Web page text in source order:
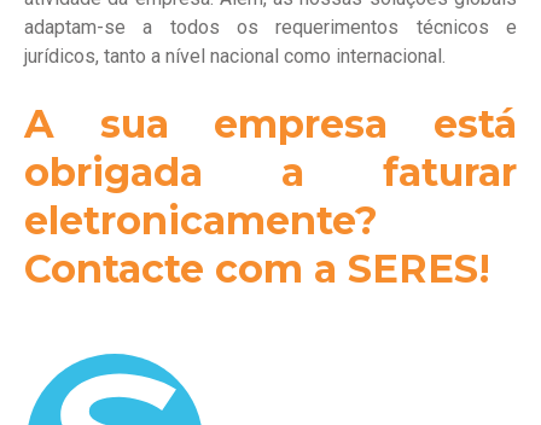
adaptam-se a todos os requerimentos técnicos e
jurídicos, tanto a nível nacional como internacional.
A sua empresa está
obrigada a faturar
eletronicamente?
Contacte com a SERES!